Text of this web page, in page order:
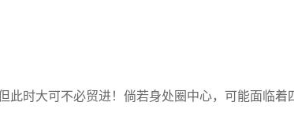
此时大可不必贸进！倘若身处圈中心，可能面临着